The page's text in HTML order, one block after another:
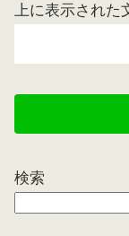
上に表示された
検索